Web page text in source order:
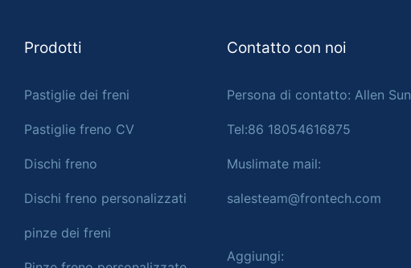
Prodotti
Pastiglie dei freni
Pastiglie freno CV
Dischi freno
Dischi freno personalizzati
pinze dei freni
Contatto con noi
Persona di contatto: Allen Sun
Tel:86 18054616875
Muslimate mail:
salesteam@frontech.com
Aggiungi: